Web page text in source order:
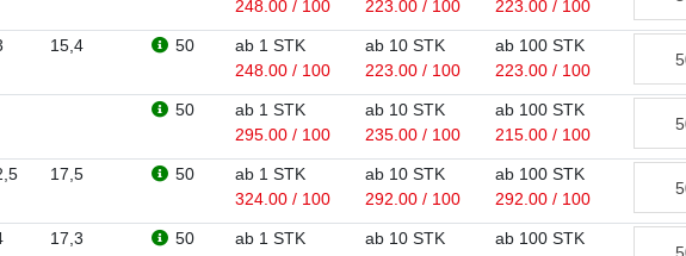
248.00 / 100
223.00 / 100
223.00 / 100
15,4 50
ab 1 STK
248.00 / 100
ab 10 STK
223.00 / 100
ab 100 STK
223.00 / 100
50
ab 1 STK
295.00 / 100
ab 10 STK
235.00 / 100
ab 100 STK
215.00 / 100
17,5 50
ab 1 STK
324.00 / 100
ab 10 STK
292.00 / 100
ab 100 STK
292.00 / 100
17,3 50
ab 1 STK
ab 10 STK
ab 100 STK